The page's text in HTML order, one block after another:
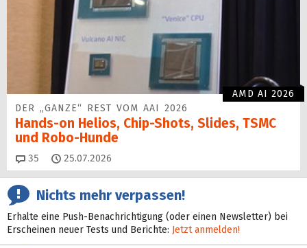
AMD AI 2026
DER „GANZE“ REST VOM AAI 2026
Hands-on Helios, Chip-Shots, Slides, TSMC
und Robo-Hunde
35 Kommentare
25.07.2026
Nichts mehr verpassen!
Erhalte eine Push-Benachrichtigung (oder einen Newsletter) bei
Erscheinen neuer Tests und Berichte: Jetzt anmelden!